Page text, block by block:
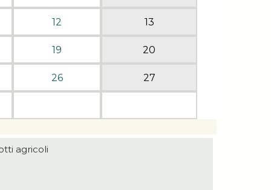
12 13
19 20
26 27
agricoli